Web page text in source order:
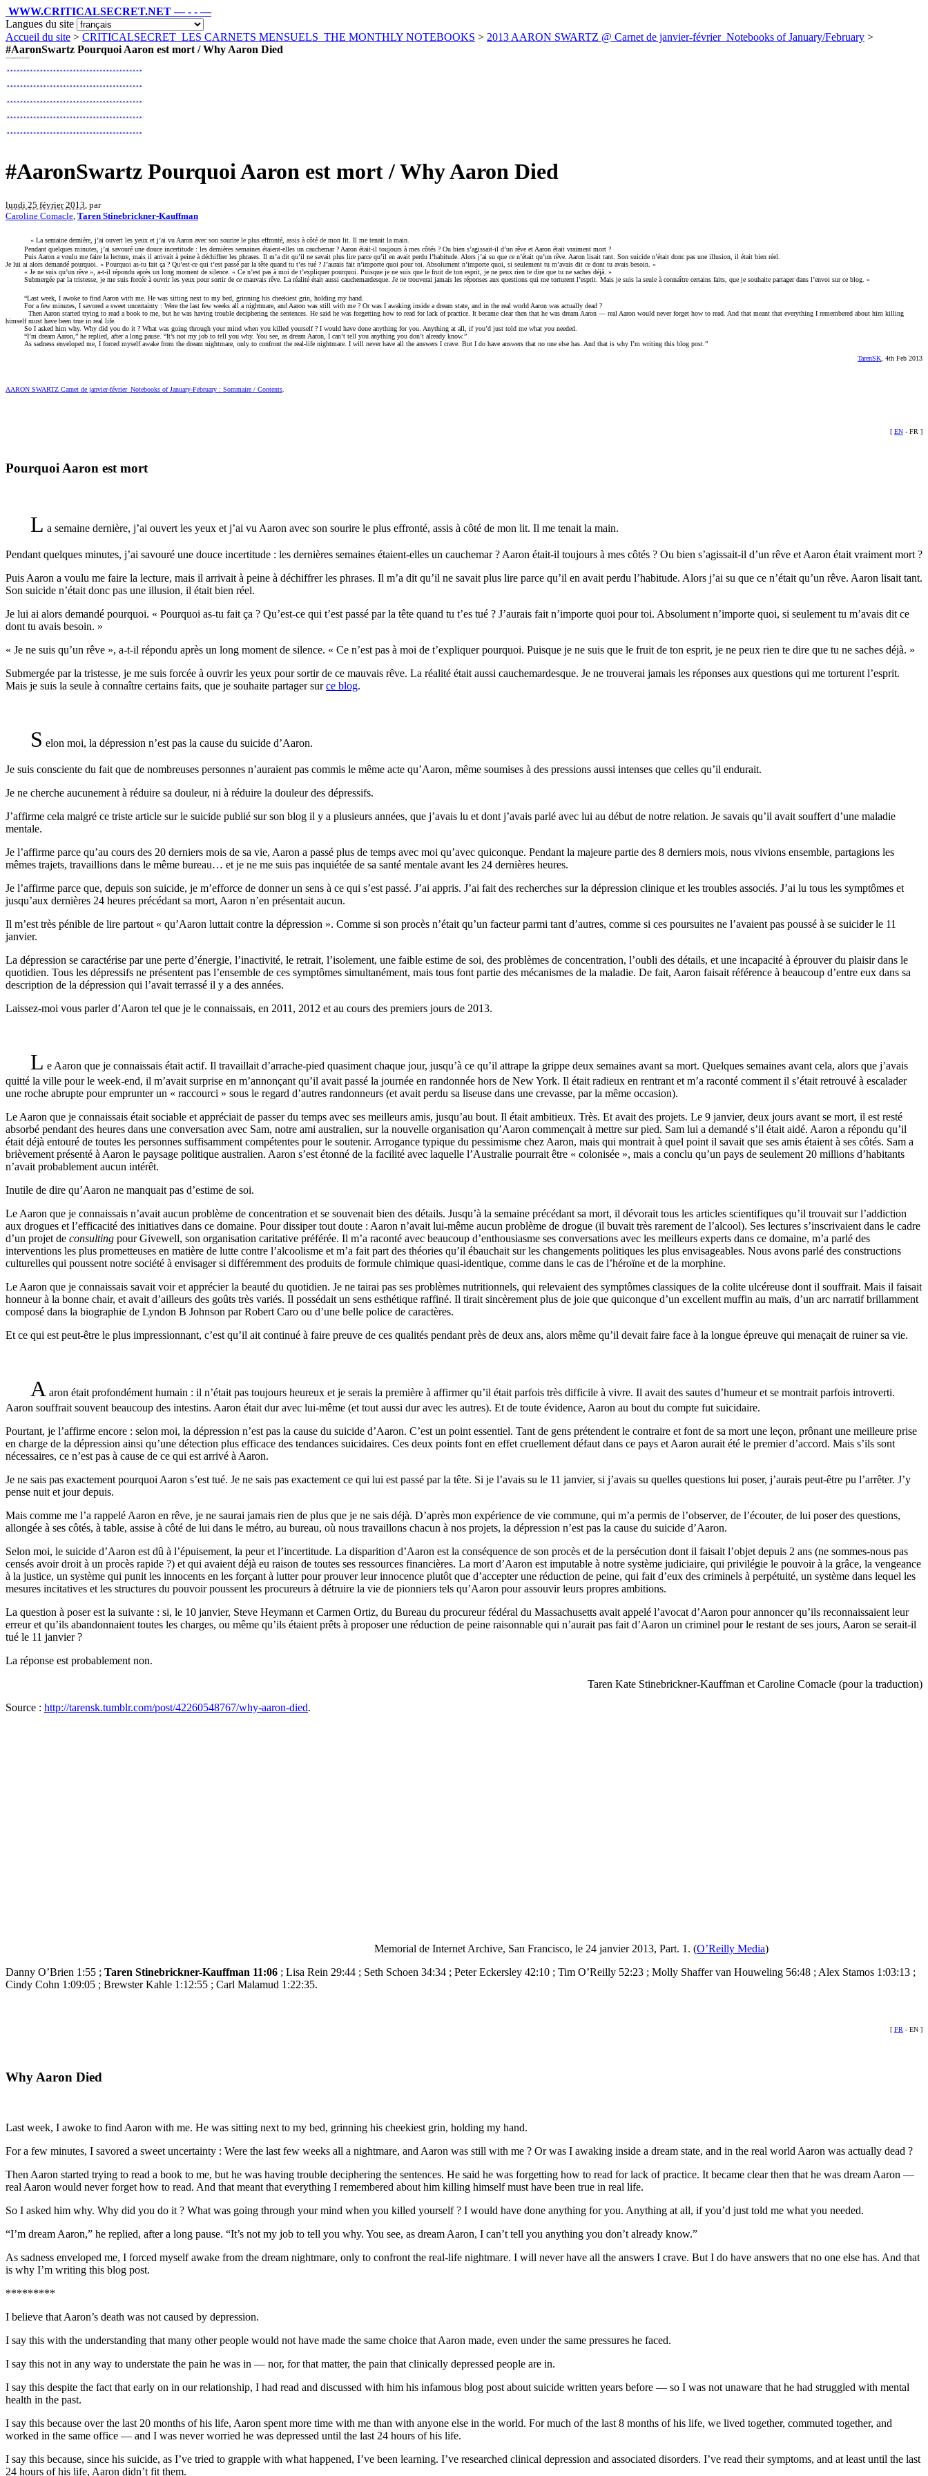
WWW.CRITICALSECRET.NET — - - —
Langues du site
Accueil du site > CRITICALSECRET_LES CARNETS MENSUELS_THE MONTHLY NOTEBOOKS > 2013 AARON SWARTZ @ Carnet de janvier-février_Notebooks of January/February >
#AaronSwartz Pourquoi Aaron est mort / Why Aaron Died
#AaronSwartz Pourquoi Aaron est mort / Why Aaron Died
lundi 25 février 2013 , par
Caroline Comacle Taren Stinebrickner-Kauffman
« La semaine dernière, j’ai ouvert les yeux et j’ai vu Aaron avec son sourire le plus effronté, assis à côté de mon lit. Il me tenait la main.
Pendant quelques minutes, j’ai savouré une douce incertitude : les dernières semaines étaient-elles un cauchemar ? Aaron était-il toujours à mes côtés ? Ou bien s’agissait-il d’un rêve et Aaron était vraiment mort ?
Puis Aaron a voulu me faire la lecture, mais il arrivait à peine à déchiffrer les phrases. Il m’a dit qu’il ne savait plus lire parce qu’il en avait perdu l’habitude. Alors j’ai su que ce n’était qu’un rêve. Aaron lisait tant. Son suicide n’était donc pas une illusion, il était bien réel.
Je lui ai alors demandé pourquoi. « Pourquoi as-tu fait ça ? Qu’est-ce qui t’est passé par la tête quand tu t’es tué ? J’aurais fait n’importe quoi pour toi. Absolument n’importe quoi, si seulement tu m’avais dit ce dont tu avais besoin. »
« Je ne suis qu’un rêve », a-t-il répondu après un long moment de silence. « Ce n’est pas à moi de t’expliquer pourquoi. Puisque je ne suis que le fruit de ton esprit, je ne peux rien te dire que tu ne saches déjà. »
Submergée par la tristesse, je me suis forcée à ouvrir les yeux pour sortir de ce mauvais rêve. La réalité était aussi cauchemardesque. Je ne trouverai jamais les réponses aux questions qui me torturent l’esprit. Mais je suis la seule à connaître certains faits, que je souhaite partager dans l’envoi sur ce blog. »
“Last week, I awoke to find Aaron with me. He was sitting next to my bed, grinning his cheekiest grin, holding my hand.
For a few minutes, I savored a sweet uncertainty : Were the last few weeks all a nightmare, and Aaron was still with me ? Or was I awaking inside a dream state, and in the real world Aaron was actually dead ?
Then Aaron started trying to read a book to me, but he was having trouble deciphering the sentences. He said he was forgetting how to read for lack of practice. It became clear then that he was dream Aaron — real Aaron would never forget how to read. And that meant that everything I remembered about him killing
himself must have been true in real life.
So I asked him why. Why did you do it ? What was going through your mind when you killed yourself ? I would have done anything for you. Anything at all, if you’d just told me what you needed.
“I’m dream Aaron,” he replied, after a long pause. “It’s not my job to tell you why. You see, as dream Aaron, I can’t tell you anything you don’t already know.”
As sadness enveloped me, I forced myself awake from the dream nightmare, only to confront the real-life nightmare. I will never have all the answers I crave. But I do have answers that no one else has. And that is why I’m writing this blog post.”
TarenSK , 4th Feb 2013
AARON SWARTZ Carnet de janvier-février_Notebooks of January-February : Sommaire / Contents
[ EN - FR ]
Pourquoi Aaron est mort
L a semaine dernière, j’ai ouvert les yeux et j’ai vu Aaron avec son sourire le plus effronté, assis à côté de mon lit. Il me tenait la main.
Pendant quelques minutes, j’ai savouré une douce incertitude : les dernières semaines étaient-elles un cauchemar ? Aaron était-il toujours à mes côtés ? Ou bien s’agissait-il d’un rêve et Aaron était vraiment mort ?
Puis Aaron a voulu me faire la lecture, mais il arrivait à peine à déchiffrer les phrases. Il m’a dit qu’il ne savait plus lire parce qu’il en avait perdu l’habitude. Alors j’ai su que ce n’était qu’un rêve. Aaron lisait tant.
Son suicide n’était donc pas une illusion, il était bien réel.
Je lui ai alors demandé pourquoi. « Pourquoi as-tu fait ça ? Qu’est-ce qui t’est passé par la tête quand tu t’es tué ? J’aurais fait n’importe quoi pour toi. Absolument n’importe quoi, si seulement tu m’avais dit ce
dont tu avais besoin. »
« Je ne suis qu’un rêve », a-t-il répondu après un long moment de silence. « Ce n’est pas à moi de t’expliquer pourquoi. Puisque je ne suis que le fruit de ton esprit, je ne peux rien te dire que tu ne saches déjà. »
Submergée par la tristesse, je me suis forcée à ouvrir les yeux pour sortir de ce mauvais rêve. La réalité était aussi cauchemardesque. Je ne trouverai jamais les réponses aux questions qui me torturent l’esprit.
Mais je suis la seule à connaître certains faits, que je souhaite partager surce blog.
S elon moi, la dépression n’est pas la cause du suicide d’Aaron.
Je suis consciente du fait que de nombreuses personnes n’auraient pas commis le même acte qu’Aaron, même soumises à des pressions aussi intenses que celles qu’il endurait.
Je ne cherche aucunement à réduire sa douleur, ni à réduire la douleur des dépressifs.
J’affirme cela malgré ce triste article sur le suicide publié sur son blog il y a plusieurs années, que j’avais lu et dont j’avais parlé avec lui au début de notre relation. Je savais qu’il avait souffert d’une maladie
mentale.
Je l’affirme parce qu’au cours des 20 derniers mois de sa vie, Aaron a passé plus de temps avec moi qu’avec quiconque. Pendant la majeure partie des 8 derniers mois, nous vivions ensemble, partagions les
mêmes trajets, travaillions dans le même bureau… et je ne me suis pas inquiétée de sa santé mentale avant les 24 dernières heures.
Je l’affirme parce que, depuis son suicide, je m’efforce de donner un sens à ce qui s’est passé. J’ai appris. J’ai fait des recherches sur la dépression clinique et les troubles associés. J’ai lu tous les symptômes et
jusqu’aux dernières 24 heures précédant sa mort, Aaron n’en présentait aucun.
Il m’est très pénible de lire partout « qu’Aaron luttait contre la dépression ». Comme si son procès n’était qu’un facteur parmi tant d’autres, comme si ces poursuites ne l’avaient pas poussé à se suicider le 11
janvier.
La dépression se caractérise par une perte d’énergie, l’inactivité, le retrait, l’isolement, une faible estime de soi, des problèmes de concentration, l’oubli des détails, et une incapacité à éprouver du plaisir dans le
quotidien. Tous les dépressifs ne présentent pas l’ensemble de ces symptômes simultanément, mais tous font partie des mécanismes de la maladie. De fait, Aaron faisait référence à beaucoup d’entre eux dans sa
description de la dépression qui l’avait terrassé il y a des années.
Laissez-moi vous parler d’Aaron tel que je le connaissais, en 2011, 2012 et au cours des premiers jours de 2013.
L e Aaron que je connaissais était actif. Il travaillait d’arrache-pied quasiment chaque jour, jusqu’à ce qu’il attrape la grippe deux semaines avant sa mort. Quelques semaines avant cela, alors que j’avais
quitté la ville pour le week-end, il m’avait surprise en m’annonçant qu’il avait passé la journée en randonnée hors de New York. Il était radieux en rentrant et m’a raconté comment il s’était retrouvé à escalader
une roche abrupte pour emprunter un « raccourci » sous le regard d’autres randonneurs (et avait perdu sa liseuse dans une crevasse, par la même occasion).
Le Aaron que je connaissais était sociable et appréciait de passer du temps avec ses meilleurs amis, jusqu’au bout. Il était ambitieux. Très. Et avait des projets. Le 9 janvier, deux jours avant se mort, il est resté
absorbé pendant des heures dans une conversation avec Sam, notre ami australien, sur la nouvelle organisation qu’Aaron commençait à mettre sur pied. Sam lui a demandé s’il était aidé. Aaron a répondu qu’il
était déjà entouré de toutes les personnes suffisamment compétentes pour le soutenir. Arrogance typique du pessimisme chez Aaron, mais qui montrait à quel point il savait que ses amis étaient à ses côtés. Sam a
brièvement présenté à Aaron le paysage politique australien. Aaron s’est étonné de la facilité avec laquelle l’Australie pourrait être « colonisée », mais a conclu qu’un pays de seulement 20 millions d’habitants
n’avait probablement aucun intérêt.
Inutile de dire qu’Aaron ne manquait pas d’estime de soi.
Le Aaron que je connaissais n’avait aucun problème de concentration et se souvenait bien des détails. Jusqu’à la semaine précédant sa mort, il dévorait tous les articles scientifiques qu’il trouvait sur l’addiction
aux drogues et l’efficacité des initiatives dans ce domaine. Pour dissiper tout doute : Aaron n’avait lui-même aucun problème de drogue (il buvait très rarement de l’alcool). Ses lectures s’inscrivaient dans le cadre
d’un projet de consulting pour Givewell, son organisation caritative préférée. Il m’a raconté avec beaucoup d’enthousiasme ses conversations avec les meilleurs experts dans ce domaine, m’a parlé des
interventions les plus prometteuses en matière de lutte contre l’alcoolisme et m’a fait part des théories qu’il ébauchait sur les changements politiques les plus envisageables. Nous avons parlé des constructions
culturelles qui poussent notre société à envisager si différemment des produits de formule chimique quasi-identique, comme dans le cas de l’héroïne et de la morphine.
Le Aaron que je connaissais savait voir et apprécier la beauté du quotidien. Je ne tairai pas ses problèmes nutritionnels, qui relevaient des symptômes classiques de la colite ulcéreuse dont il souffrait. Mais il faisait
honneur à la bonne chair, et avait d’ailleurs des goûts très variés. Il possédait un sens esthétique raffiné. Il tirait sincèrement plus de joie que quiconque d’un excellent muffin au maïs, d’un arc narratif brillamment
composé dans la biographie de Lyndon B Johnson par Robert Caro ou d’une belle police de caractères.
Et ce qui est peut-être le plus impressionnant, c’est qu’il ait continué à faire preuve de ces qualités pendant près de deux ans, alors même qu’il devait faire face à la longue épreuve qui menaçait de ruiner sa vie.
A aron était profondément humain : il n’était pas toujours heureux et je serais la première à affirmer qu’il était parfois très difficile à vivre. Il avait des sautes d’humeur et se montrait parfois introverti.
Aaron souffrait souvent beaucoup des intestins. Aaron était dur avec lui-même (et tout aussi dur avec les autres). Et de toute évidence, Aaron au bout du compte fut suicidaire.
Pourtant, je l’affirme encore : selon moi, la dépression n’est pas la cause du suicide d’Aaron. C’est un point essentiel. Tant de gens prétendent le contraire et font de sa mort une leçon, prônant une meilleure prise
en charge de la dépression ainsi qu’une détection plus efficace des tendances suicidaires. Ces deux points font en effet cruellement défaut dans ce pays et Aaron aurait été le premier d’accord. Mais s’ils sont
nécessaires, ce n’est pas à cause de ce qui est arrivé à Aaron.
Je ne sais pas exactement pourquoi Aaron s’est tué. Je ne sais pas exactement ce qui lui est passé par la tête. Si je l’avais su le 11 janvier, si j’avais su quelles questions lui poser, j’aurais peut-être pu l’arrêter. J’y
pense nuit et jour depuis.
Mais comme me l’a rappelé Aaron en rêve, je ne saurai jamais rien de plus que je ne sais déjà. D’après mon expérience de vie commune, qui m’a permis de l’observer, de l’écouter, de lui poser des questions,
allongée à ses côtés, à table, assise à côté de lui dans le métro, au bureau, où nous travaillons chacun à nos projets, la dépression n’est pas la cause du suicide d’Aaron.
Selon moi, le suicide d’Aaron est dû à l’épuisement, la peur et l’incertitude. La disparition d’Aaron est la conséquence de son procès et de la persécution dont il faisait l’objet depuis 2 ans (ne sommes-nous pas
censés avoir droit à un procès rapide ?) et qui avaient déjà eu raison de toutes ses ressources financières. La mort d’Aaron est imputable à notre système judiciaire, qui privilégie le pouvoir à la grâce, la vengeance
à la justice, un système qui punit les innocents en les forçant à lutter pour prouver leur innocence plutôt que d’accepter une réduction de peine, qui fait d’eux des criminels à perpétuité, un système dans lequel les
mesures incitatives et les structures du pouvoir poussent les procureurs à détruire la vie de pionniers tels qu’Aaron pour assouvir leurs propres ambitions.
La question à poser est la suivante : si, le 10 janvier, Steve Heymann et Carmen Ortiz, du Bureau du procureur fédéral du Massachusetts avait appelé l’avocat d’Aaron pour annoncer qu’ils reconnaissaient leur
erreur et qu’ils abandonnaient toutes les charges, ou même qu’ils étaient prêts à proposer une réduction de peine raisonnable qui n’aurait pas fait d’Aaron un criminel pour le restant de ses jours, Aaron se serait-il
tué le 11 janvier ?
La réponse est probablement non.
Taren Kate Stinebrickner-Kauffman et Caroline Comacle (pour la traduction)
Source : http://tarensk.tumblr.com/post/42260548767/why-aaron-died.
Memorial de Internet Archive, San Francisco, le 24 janvier 2013, Part. 1. (O’Reilly Media)
Danny O’Brien 1:55 ; Taren Stinebrickner-Kauffman 11:06 ; Lisa Rein 29:44 ; Seth Schoen 34:34 ; Peter Eckersley 42:10 ; Tim O’Reilly 52:23 ; Molly Shaffer van Houweling 56:48 ; Alex Stamos 1:03:13 ;
Cindy Cohn 1:09:05 ; Brewster Kahle 1:12:55 ; Carl Malamud 1:22:35.
[ FR - EN ]
Why Aaron Died
Last week, I awoke to find Aaron with me. He was sitting next to my bed, grinning his cheekiest grin, holding my hand.
For a few minutes, I savored a sweet uncertainty : Were the last few weeks all a nightmare, and Aaron was still with me ? Or was I awaking inside a dream state, and in the real world Aaron was actually dead ?
Then Aaron started trying to read a book to me, but he was having trouble deciphering the sentences. He said he was forgetting how to read for lack of practice. It became clear then that he was dream Aaron —
real Aaron would never forget how to read. And that meant that everything I remembered about him killing himself must have been true in real life.
So I asked him why. Why did you do it ? What was going through your mind when you killed yourself ? I would have done anything for you. Anything at all, if you’d just told me what you needed.
“I’m dream Aaron,” he replied, after a long pause. “It’s not my job to tell you why. You see, as dream Aaron, I can’t tell you anything you don’t already know.”
As sadness enveloped me, I forced myself awake from the dream nightmare, only to confront the real-life nightmare. I will never have all the answers I crave. But I do have answers that no one else has. And that
is why I’m writing this blog post.
*********
I believe that Aaron’s death was not caused by depression.
I say this with the understanding that many other people would not have made the same choice that Aaron made, even under the same pressures he faced.
I say this not in any way to understate the pain he was in — nor, for that matter, the pain that clinically depressed people are in.
I say this despite the fact that early on in our relationship, I had read and discussed with him his infamous blog post about suicide written years before — so I was not unaware that he had struggled with mental
health in the past.
I say this because over the last 20 months of his life, Aaron spent more time with me than with anyone else in the world. For much of the last 8 months of his life, we lived together, commuted together, and
worked in the same office — and I was never worried he was depressed until the last 24 hours of his life.
I say this because, since his suicide, as I’ve tried to grapple with what happened, I’ve been learning. I’ve researched clinical depression and associated disorders. I’ve read their symptoms, and at least until the last
24 hours of his life, Aaron didn’t fit them.